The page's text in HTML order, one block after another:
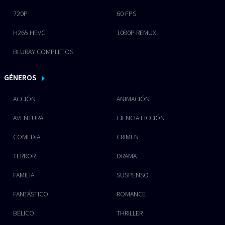
720P 60 FPS
H265 HEVC 1080P REMUX
BLURAY COMPLETOS
GÉNEROS
ACCIÓN ANIMACIÓN
AVENTURA CIENCIA FICCIÓN
COMEDIA CRIMEN
TERROR DRAMA
FAMILIA SUSPENSO
FANTÁSTICO ROMANCE
BÉLICO THRILLER